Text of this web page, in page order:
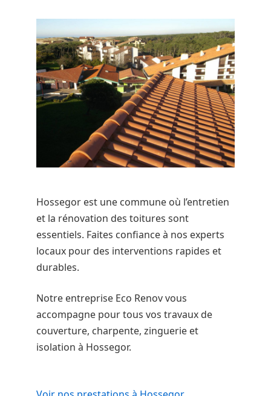
Hossegor est une commune où l’entretien
et la rénovation des toitures sont
essentiels. Faites confiance à nos experts
locaux pour des interventions rapides et
durables.
Notre entreprise Eco Renov vous
accompagne pour tous vos travaux de
couverture, charpente, zinguerie et
isolation à Hossegor.